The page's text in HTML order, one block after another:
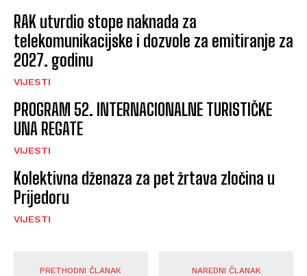
RAK utvrdio stope naknada za
telekomunikacijske i dozvole za emitiranje za
2027. godinu
VIJESTI
PROGRAM 52. INTERNACIONALNE TURISTIČKE
UNA REGATE
VIJESTI
Kolektivna dženaza za pet žrtava zločina u
Prijedoru
VIJESTI
PRETHODNI ČLANAK NAREDNI ČLANAK